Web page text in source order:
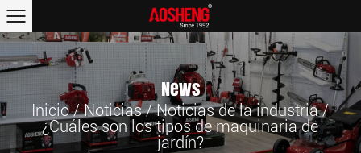
News
Inicio/Noticias/Noticias de la industria/
¿Cuáles son los tipos de maquinaria de
jardín?